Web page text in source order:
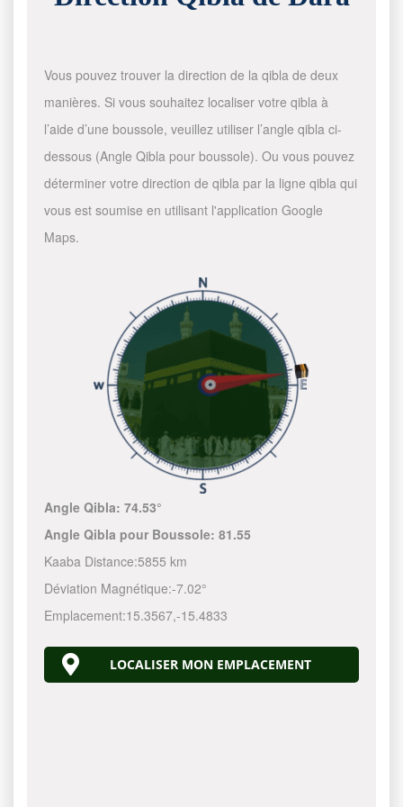
Vous pouvez trouver la direction de la qibla de deux
manières. Si vous souhaitez localiser votre qibla à
l’aide d’une boussole, veuillez utiliser l’angle qibla ci-
dessous (Angle Qibla pour boussole). Ou vous pouvez
déterminer votre direction de qibla par la ligne qibla qui
vous est soumise en utilisant l'application Google
Maps.
Angle Qibla:74.53°
Angle Qibla pour Boussole:81.55
Kaaba Distance:5855 km
Déviation Magnétique:-7.02°
Emplacement:15.3567,-15.4833
LOCALISER MON EMPLACEMENT